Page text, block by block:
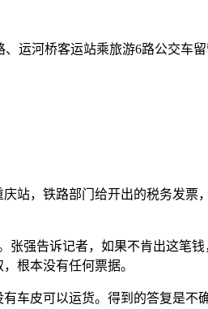
运河桥客运站乘旅游6路公交车留
站，铁路部门给开出的税务发
强告诉记者，如果不肯出这笔
根本没有任何票据。
车皮可以运货。得到的答复是不